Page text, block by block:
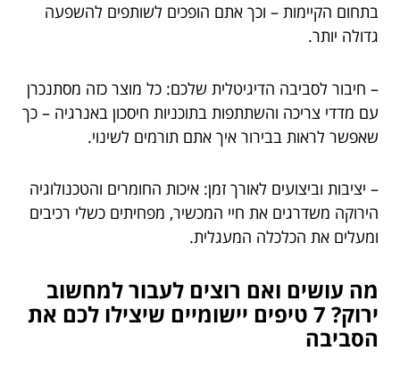
בתחום הקיימות – וכך אתם הופכים לשותפים להשפעה
גדולה יותר.
– חיבור לסביבה הדיגיטלית שלכם: כל מוצר כזה מסתנכרן
עם מדדי צריכה והשתתפות בתוכניות חיסכון באנרגיה – כך
שאפשר לראות בבירור איך אתם תורמים לשינוי.
– יציבות וביצועים לאורך זמן: איכות החומרים והטכנולוגיה
הירוקה משדרגים את חיי המכשיר, מפחיתים כשלי רכיבים
ומעלים את הכלכלה המעגלית.
מה עושים ואם רוצים לעבור למחשוב
ירוק? 7 טיפים יישומיים שיצילו לכם את
הסביבה